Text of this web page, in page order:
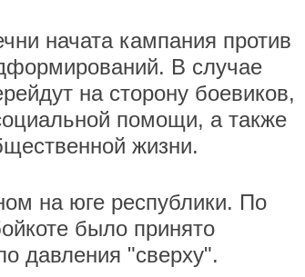
начата кампания против
В случае
на сторону боевиков,
помощи, а также
жизни.
на юге республики. По
было принято
давления "сверху".